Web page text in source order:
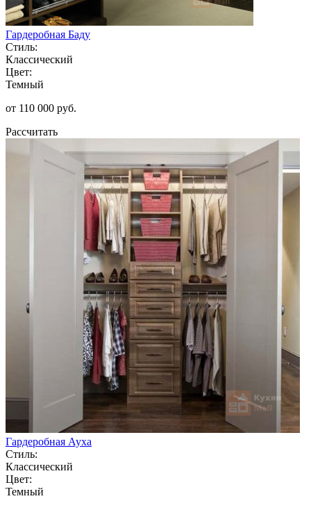
Гардеробная Баду
Стиль:
Классический
Цвет:
Темный
от 110 000 руб.
Рассчитать
Гардеробная Ауха
Стиль:
Классический
Цвет:
Темный